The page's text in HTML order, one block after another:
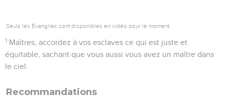
Seuls les Évangiles sont disponibles en vidéo pour le moment.
1 Maîtres, accordez à vos esclaves ce qui est juste et
équitable, sachant que vous aussi vous avez un maître dans
le ciel.
Recommandations